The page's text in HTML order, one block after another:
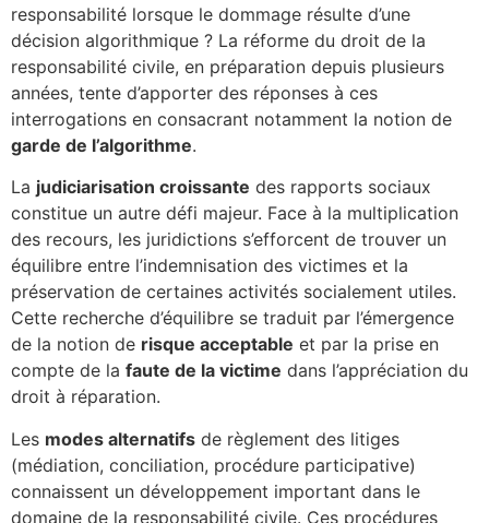
responsabilité lorsque le dommage résulte d’une
décision algorithmique ? La réforme du droit de la
responsabilité civile, en préparation depuis plusieurs
années, tente d’apporter des réponses à ces
interrogations en consacrant notamment la notion de
garde de l’algorithme.
La judiciarisation croissante des rapports sociaux
constitue un autre défi majeur. Face à la multiplication
des recours, les juridictions s’efforcent de trouver un
équilibre entre l’indemnisation des victimes et la
préservation de certaines activités socialement utiles.
Cette recherche d’équilibre se traduit par l’émergence
de la notion de risque acceptable et par la prise en
compte de la faute de la victime dans l’appréciation du
droit à réparation.
Les modes alternatifs de règlement des litiges
(médiation, conciliation, procédure participative)
connaissent un développement important dans le
domaine de la responsabilité civile. Ces procédures